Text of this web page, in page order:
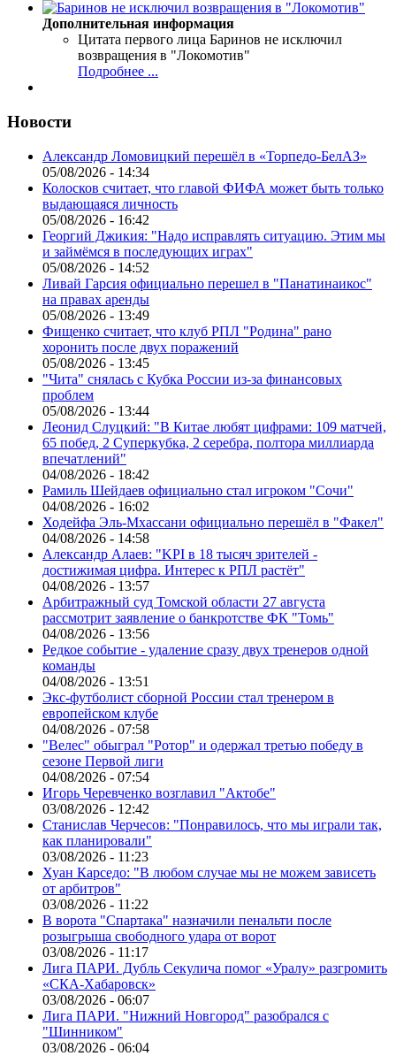
Дополнительная информация
Цитата первого лица Баринов не исключил
возвращения в "Локомотив"
Подробнее ...
Новости
Александр Ломовицкий перешёл в «Торпедо-БелАЗ»
05/08/2026 - 14:34
Колосков считает, что главой ФИФА может быть только
выдающаяся личность
05/08/2026 - 16:42
Георгий Джикия: "Надо исправлять ситуацию. Этим мы
и займёмся в последующих играх"
05/08/2026 - 14:52
Ливай Гарсия официально перешел в "Панатинаикос"
на правах аренды
05/08/2026 - 13:49
Фищенко считает, что клуб РПЛ "Родина" рано
хоронить после двух поражений
05/08/2026 - 13:45
"Чита" снялась с Кубка России из-за финансовых
проблем
05/08/2026 - 13:44
Леонид Слуцкий: "В Китае любят цифрами: 109 матчей,
65 побед, 2 Суперкубка, 2 серебра, полтора миллиарда
впечатлений"
04/08/2026 - 18:42
Рамиль Шейдаев официально стал игроком "Сочи"
04/08/2026 - 16:02
Ходейфа Эль-Мхассани официально перешёл в "Факел"
04/08/2026 - 14:58
Александр Алаев: "KPI в 18 тысяч зрителей -
достижимая цифра. Интерес к РПЛ растёт"
04/08/2026 - 13:57
Арбитражный суд Томской области 27 августа
рассмотрит заявление о банкротстве ФК "Томь"
04/08/2026 - 13:56
Редкое событие - удаление сразу двух тренеров одной
команды
04/08/2026 - 13:51
Экс-футболист сборной России стал тренером в
европейском клубе
04/08/2026 - 07:58
"Велес" обыграл "Ротор" и одержал третью победу в
сезоне Первой лиги
04/08/2026 - 07:54
Игорь Черевченко возглавил "Актобе"
03/08/2026 - 12:42
Станислав Черчесов: "Понравилось, что мы играли так,
как планировали"
03/08/2026 - 11:23
Хуан Карседо: "В любом случае мы не можем зависеть
от арбитров"
03/08/2026 - 11:22
В ворота "Спартака" назначили пенальти после
розыгрыша свободного удара от ворот
03/08/2026 - 11:17
Лига ПАРИ. Дубль Секулича помог «Уралу» разгромить
«СКА-Хабаровск»
03/08/2026 - 06:07
Лига ПАРИ. "Нижний Новгород" разобрался с
"Шинником"
03/08/2026 - 06:04